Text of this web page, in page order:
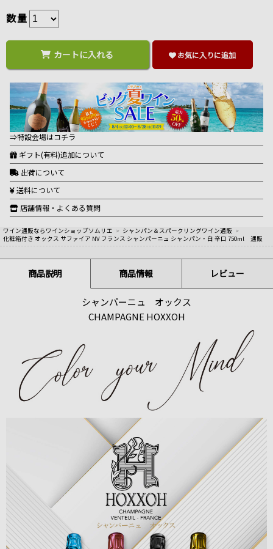
数量
カートに入れる お気に入りに追加
⇒特設会場はコチラ
ギフト(有料)追加について
出荷について
送料について
店舗情報・よくある質問
ワイン通販ならワインショップソムリエ > シャンパン＆スパークリングワイン通販 >
化粧箱付き オックス サファイア NV フランス シャンパーニュ シャンパン・白 辛口 750ml 通販
商品説明 商品情報 レビュー
シャンパーニュ オックス
CHAMPAGNE HOXXOH